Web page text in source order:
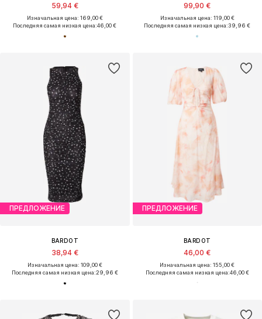
59,94 €
Изначальная цена: 169,00 €
Последняя самая низкая цена:46,00 €
99,90 €
Изначальная цена: 119,00 €
Последняя самая низкая цена:39,96 €
ПРЕДЛОЖЕНИЕ
BARDOT
38,94 €
Изначальная цена: 109,00 €
Последняя самая низкая цена:29,96 €
ПРЕДЛОЖЕНИЕ
BARDOT
46,00 €
Изначальная цена: 155,00 €
Последняя самая низкая цена:46,00 €